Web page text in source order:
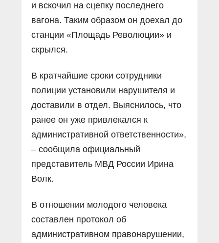
и вскочил на сцепку последнего
вагона. Таким образом он доехал до
станции «Площадь Революции» и
скрылся.
В кратчайшие сроки сотрудники
полиции установили нарушителя и
доставили в отдел. Выяснилось, что
ранее он уже привлекался к
административной ответственности»,
– сообщила официальный
представитель МВД России Ирина
Волк.
В отношении молодого человека
составлен протокол об
административном правонарушении,